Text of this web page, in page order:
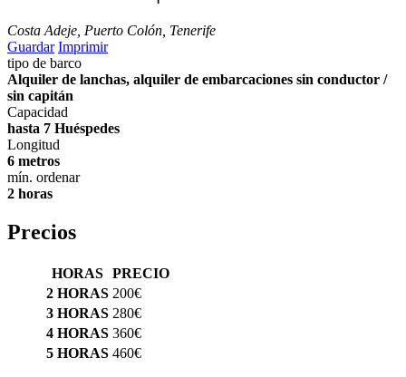
Costa Adeje, Puerto Colón, Tenerife
Guardar Imprimir
tipo de barco
Alquiler de lanchas, alquiler de embarcaciones sin conductor /
sin capitán
Capacidad
hasta 7 Huéspedes
Longitud
6 metros
mín. ordenar
2 horas
Precios
HORAS PRECIO
2 HORAS 200€
3 HORAS 280€
4 HORAS 360€
5 HORAS 460€